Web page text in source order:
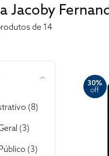
Jacoby
de 14
(8)
(3)
(3)
30%
off